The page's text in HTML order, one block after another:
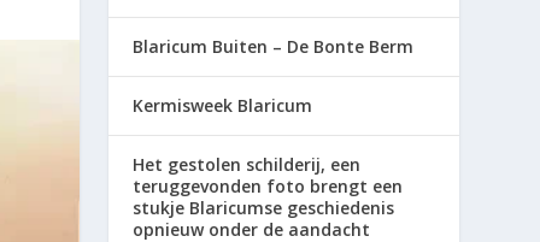
Blaricum Buiten – De Bonte Berm
Kermisweek Blaricum
Het gestolen schilderij, een
teruggevonden foto brengt een
stukje Blaricumse geschiedenis
opnieuw onder de aandacht